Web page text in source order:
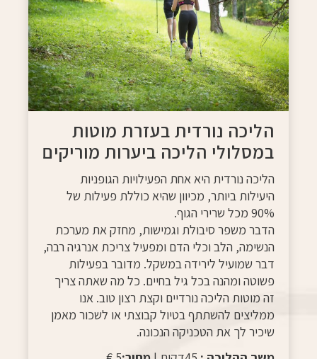
הליכה נורדית בעזרת מוטות
במסלולי הליכה ביערות מוריקים
הליכה נורדית היא אחת הפעילויות הגופניות
היעילות ביותר, מכיוון שהיא כוללת פעילות של
90% מכל שרירי הגוף.
הדבר משפר סיבולת וגמישות, מחזק את מערכת
הנשימה, הלב וכלי הדם ומפעיל צריכת אנרגיה רבה,
דבר שמועיל לירידה במשקל. מדובר בפעילות
פשוטה ומהנה בכל גיל בחיים. כל מה שאתה צריך
זה מוטות הליכה נורדיים וקצת רצון טוב. אנו
ממליצים להשתתף בטיול קבוצתי או לשכור מאמן
שיכיר לך את הטכניקה הנכונה.